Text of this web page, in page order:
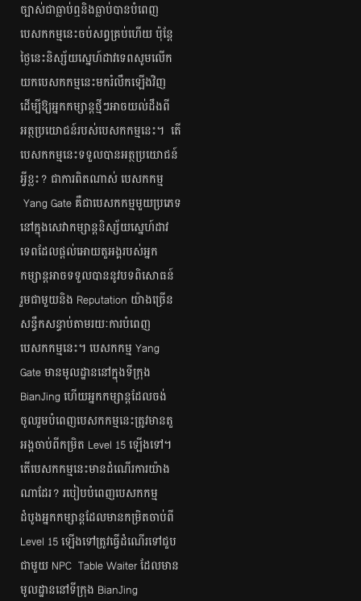
ច្បាស់​ជា​ធ្លាប់​ឮ​​និង​ធ្លាប់​បាន​បំពេញ​
បេសកកម្ម​នេះ​ចប់​សព្វ​គ្រប់​ហើយ​​ ប៉ុន្ដែ​
ថ្ងៃ​នេះ​និស្ស័យ​ស្នេហ៍​ដាវ​ទេព​សូម​លើក​
យក​បេសកកម្ម​នេះ​មក​រំលឹក​ឡើង​វិញ​
ដើម្បី​ឱ្យ​អ្នក​កម្សាន្ត​ថ្មី​ៗ​អាច​យល់​ដឹង​ពី​
អត្ថប្រយោជន៍​របស់​បេសកកម្ម​នេះ។ តើ​
បេសកកម្ម​នេះ​ទទួល​បាន​អត្ថ​ប្រយោជន៍​
អ្វី​ខ្លះ​? ជាការ​ពិត​ណាស់​ បេសកកម្ម​
Yang Gate ​គឺ​ជា​បេសកកម្ម​មួយ​​ប្រភេទ​
នៅ​ក្នុង​សេវាកម្សាន្ត​និស្ស័យ​ស្នេហ៍​ដាវ​
ទេព​​ដែល​ផ្ដល់​​​អោយ​​តួអង្គ​របស់​អ្នក​
កម្សាន្ត​អាច​ទទួល​បាន​នូវ​បទ​ពិសោធន៍​
រួម​ជាមួយ​និង Reputation យ៉ាង​ច្រើន​
សន្ធឹក​សន្ធាប់​តាម​រយៈ​ការ​បំពេញ​
បេសកកម្ម​នេះ។ បេសកកម្ម​ Yang
Gate មាន​មូល​ដ្ឋាន​នៅ​ក្នុង​ទី​ក្រុង
BianJing ហើយ​អ្នក​កម្សាន្ត​ដែល​ចង់​
ចូល​រួម​បំពេញ​បេសកកម្ម​នេះ​ត្រូវ​មាន​តួ
អង្គ​ចាប់​ពី​កម្រិត​​ Level 15 ឡើង​ទៅ។
តើ​បេសកកម្ម​​នេះ​មាន​ដំណើរ​ការ​យ៉ាង​
ណា​ដែរ? របៀប​បំពេញ​បេសកកម្ម
ដំបូង​អ្នក​កម្សាន្ត​ដែល​មាន​កម្រិត​ចាប់​ពី
Level 15 ឡើង​ទៅ​ត្រូវ​ធ្វើ​ដំណើរ​ទៅ​ជួប​
ជាមួយ​ NPC Table Waiter ដែល​មាន​
មូលដ្ឋាន​នៅ​ទី​ក្រុង BianJing